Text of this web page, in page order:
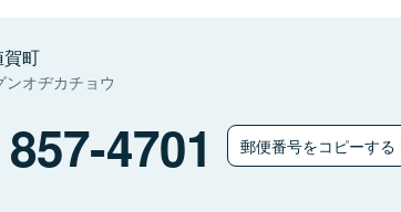
町
ンオヂカチョウ
857-4701 郵便番号をコピーする